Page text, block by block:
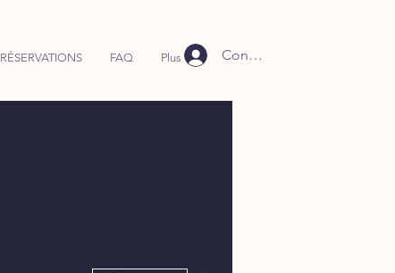
RÉSERVATIONS FAQ Plus Connexion